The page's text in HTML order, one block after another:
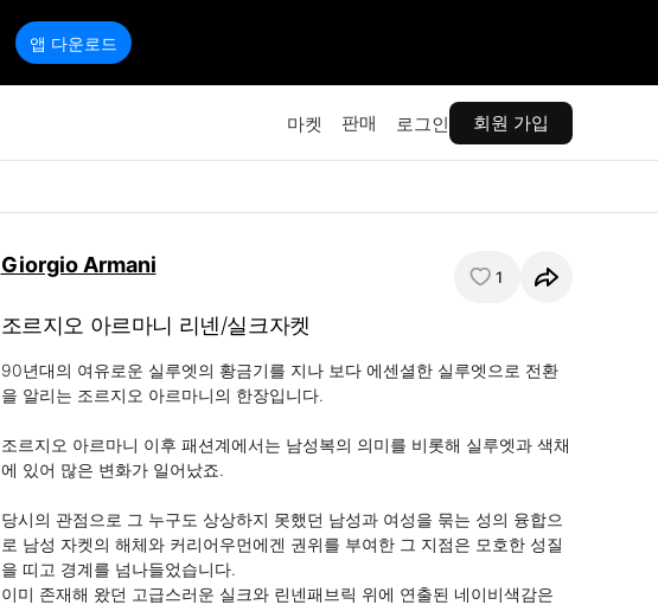
앱 다운로드
마켓 판매 로그인 회원 가입
Giorgio Armani 1
조르지오 아르마니 리넨/실크자켓
90년대의 여유로운 실루엣의 황금기를 지나 보다 에센셜한 실루엣으로 전환
을 알리는 조르지오 아르마니의 한장입니다.
조르지오 아르마니 이후 패션계에서는 남성복의 의미를 비롯해 실루엣과 색채
에 있어 많은 변화가 일어났죠.
당시의 관점으로 그 누구도 상상하지 못했던 남성과 여성을 묶는 성의 융합으
로 남성 자켓의 해체와 커리어우먼에겐 권위를 부여한 그 지점은 모호한 성질
을 띠고 경계를 넘나들었습니다.
이미 존재해 왔던 고급스러운 실크와 린넨패브릭 위에 연출된 네이비색감은